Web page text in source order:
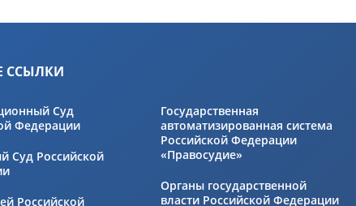
ССЫЛКИ
Суд
Федерации
Суд Российской
Российской
Государственная
автоматизированная система
Российской Федерации
«Правосудие»
Органы государственной
власти Российской Федерации